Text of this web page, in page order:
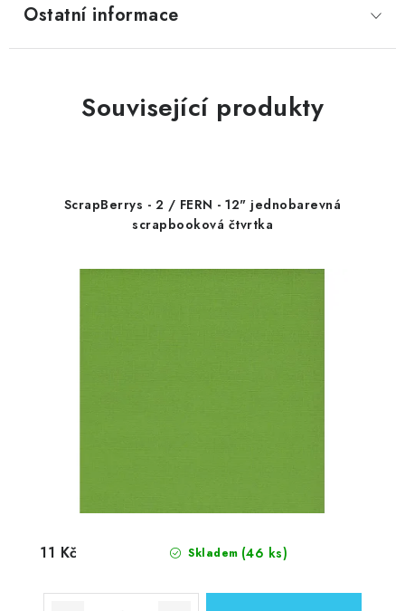
Ostatní informace
Související produkty
ScrapBerrys - 2 / FERN - 12" jednobarevná
scrapbooková čtvrtka
Skladem (46 ks)
11 Kč